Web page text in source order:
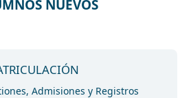
NUEVOS
Admisiones y Registros